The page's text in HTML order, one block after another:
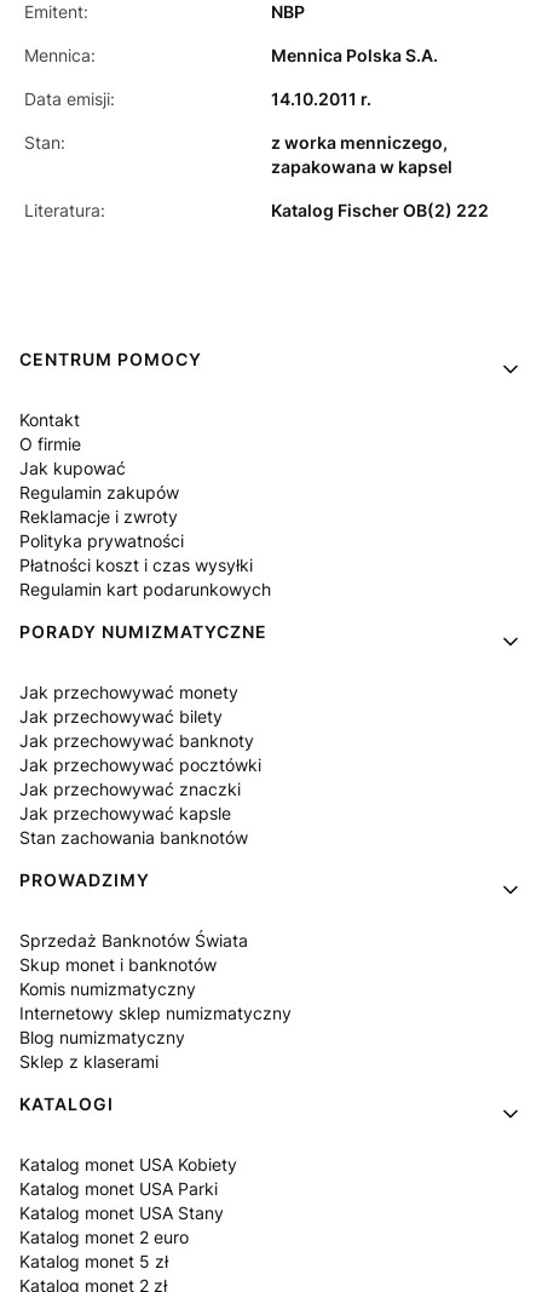
Emitent: NBP
Mennica: Mennica Polska S.A.
Data emisji: 14.10.2011 r.
Stan:
z worka menniczego,
zapakowana w kapsel
Literatura: Katalog Fischer OB(2) 222
Linki w stopce
CENTRUM POMOCY
Kontakt
O firmie
Jak kupować
Regulamin zakupów
Reklamacje i zwroty
Polityka prywatności
Płatności koszt i czas wysyłki
Regulamin kart podarunkowych
PORADY NUMIZMATYCZNE
Jak przechowywać monety
Jak przechowywać bilety
Jak przechowywać banknoty
Jak przechowywać pocztówki
Jak przechowywać znaczki
Jak przechowywać kapsle
Stan zachowania banknotów
PROWADZIMY
Sprzedaż Banknotów Świata
Skup monet i banknotów
Komis numizmatyczny
Internetowy sklep numizmatyczny
Blog numizmatyczny
Sklep z klaserami
KATALOGI
Katalog monet USA Kobiety
Katalog monet USA Parki
Katalog monet USA Stany
Katalog monet 2 euro
Katalog monet 5 zł
Katalog monet 2 zł